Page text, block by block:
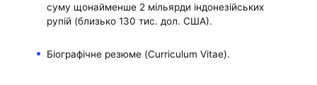
суму щонайменше 2 мільярди індонезійських
рупій (близько 130 тис. дол. США).
Біографічне резюме (Curriculum Vitae).